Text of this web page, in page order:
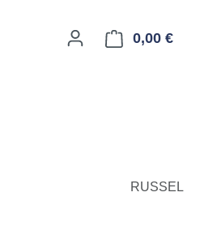
0,00 €
RUSSEL